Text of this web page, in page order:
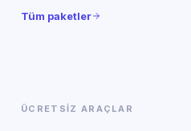
Tüm paketler
ÜCRETSIZ ARAÇLAR